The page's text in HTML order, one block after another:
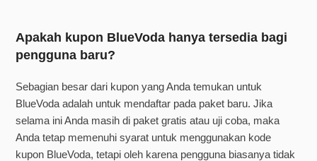
Apakah kupon BlueVoda hanya tersedia bagi
pengguna baru?
Sebagian besar dari kupon yang Anda temukan untuk
BlueVoda adalah untuk mendaftar pada paket baru. Jika
selama ini Anda masih di paket gratis atau uji coba, maka
Anda tetap memenuhi syarat untuk menggunakan kode
kupon BlueVoda, tetapi oleh karena pengguna biasanya tidak